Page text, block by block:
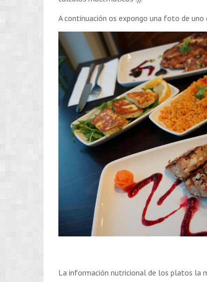
A continuación os expongo una foto de
La información nutricional de los platos la